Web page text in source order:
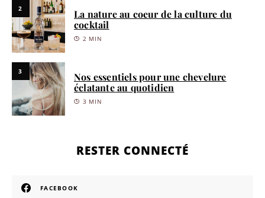
2
La nature au coeur de la culture du
cocktail
2 MIN
3
Nos essentiels pour une chevelure
éclatante au quotidien
3 MIN
RESTER CONNECTÉ
FACEBOOK